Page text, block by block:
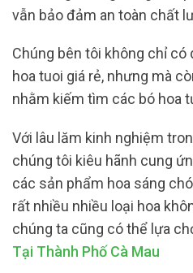
vẫn bảo đảm an toàn chất
Chúng bên tôi không chỉ có
hoa tuoi giá rẻ, nhưng mà
nhằm kiếm tìm các bó hoa
Với lâu lăm kinh nghiệm
chúng tôi kiêu hãnh cung
các sản phẩm hoa sáng
rất nhiều nhiều loại hoa
chúng ta cũng có thể lựa
Tại Thành Phố Cà Mau